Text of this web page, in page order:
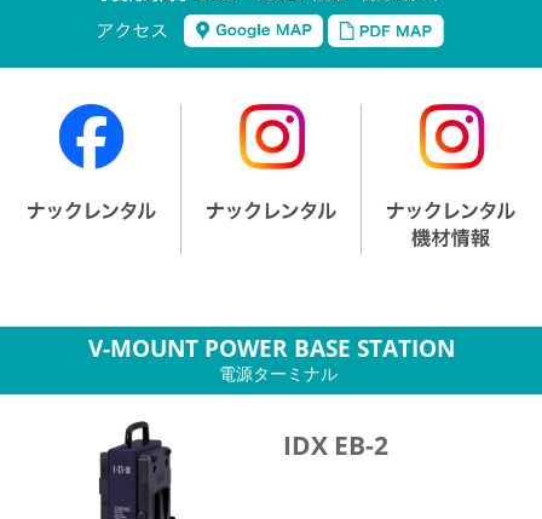
V-MOUNT POWER BASE STATION
電源ターミナル
IDX EB-2